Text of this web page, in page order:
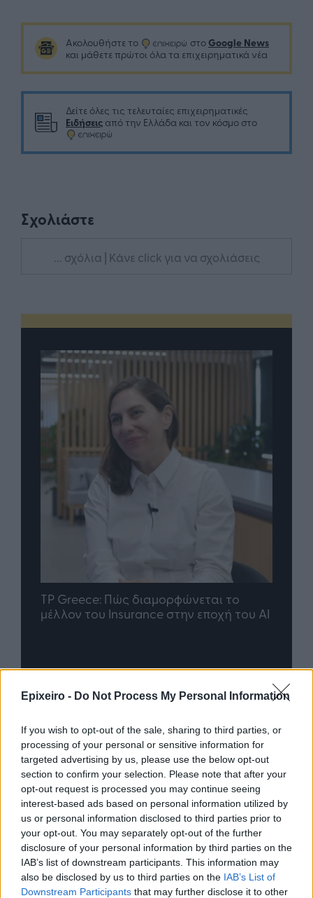
Epixeiro - Do Not Process My Personal Information
If you wish to opt-out of the sale, sharing to third parties, or
processing of your personal or sensitive information for
targeted advertising by us, please use the below opt-out
section to confirm your selection. Please note that after your
opt-out request is processed you may continue seeing
interest-based ads based on personal information utilized by
us or personal information disclosed to third parties prior to
your opt-out. You may separately opt-out of the further
disclosure of your personal information by third parties on the
IAB’s list of downstream participants. This information may
also be disclosed by us to third parties on the IAB’s List of
Downstream Participants that may further disclose it to other
Ακολουθήστε το στο Google News
και μάθετε πρώτοι όλα τα επιχειρηματικά νέα
Δείτε όλες τις τελευταίες επιχειρηματικές
Ειδήσεις από την Ελλάδα και τον κόσμο στο
Σχολιάστε
... σχόλια | Κάνε click για να σχολιάσεις
TP Greece: Πώς διαμορφώνεται το
μέλλον του Insurance στην εποχή του AI
Περισσότερα από το
Θεοδωρικάκος: Στο ΕΠΑ του
Υπουργείου Ανάπτυξης η
χρηματοδότηση του ΕΛΙΔΕΚ
05/08/26|17:19
Σταύρος Καλαφάτης: «H Χάλκη